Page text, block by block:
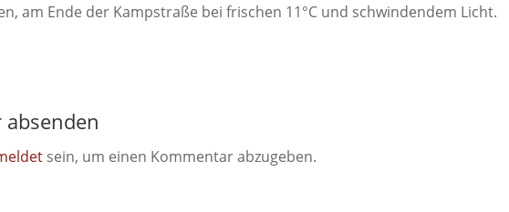
am Ende der Kampstraße bei frischen 11°C und schwindendem Licht.
sein, um einen Kommentar abzugeben.